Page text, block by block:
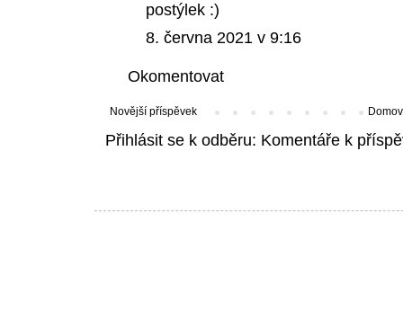
postýlek :)
8. června 2021 v 9:16
Okomentovat
Novější příspěvek
Přihlásit se k odběru: Komentáře k